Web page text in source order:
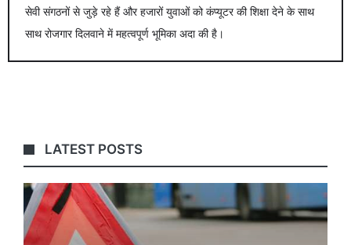
सेवी संगठनों से जुड़े रहे हैं और हजारों युवाओं को कंप्यूटर की शिक्षा देने के साथ
साथ रोजगार दिलवाने में महत्वपूर्ण भूमिका अदा की है।
LATEST POSTS